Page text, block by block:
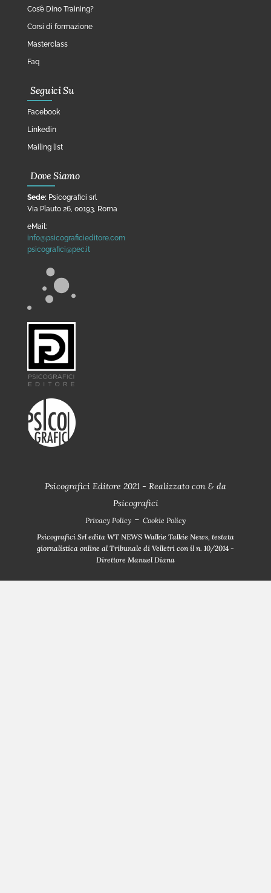
Cos’è Dino Training?
Corsi di formazione
Masterclass
Faq
Seguici Su
Facebook
Linkedin
Mailing list
Dove Siamo
Sede: Psicografici srl
Via Plauto 26, 00193, Roma
eMail:
info@psicograficieditore.com
psicografici@pec.it
Psicografici Editore 2021 - Realizzato con & da
Psicografici
Privacy Policy - Cookie Policy
Psicografici Srl edita WT NEWS Walkie Talkie News, testata
giornalistica online al Tribunale di Velletri con il n. 10/2014 -
Direttore Manuel Diana